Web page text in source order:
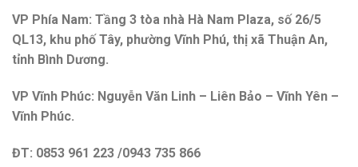
VP Phía Nam: Tầng 3 tòa nhà Hà Nam Plaza, số 26/5
QL13, khu phố Tây, phường Vĩnh Phú, thị xã Thuận An,
tỉnh Bình Dương.
VP Vĩnh Phúc: Nguyễn Văn Linh – Liên Bảo – Vĩnh Yên –
Vĩnh Phúc.
ĐT: 0853 961 223 /0943 735 866